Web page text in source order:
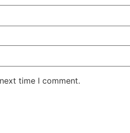
time I comment.